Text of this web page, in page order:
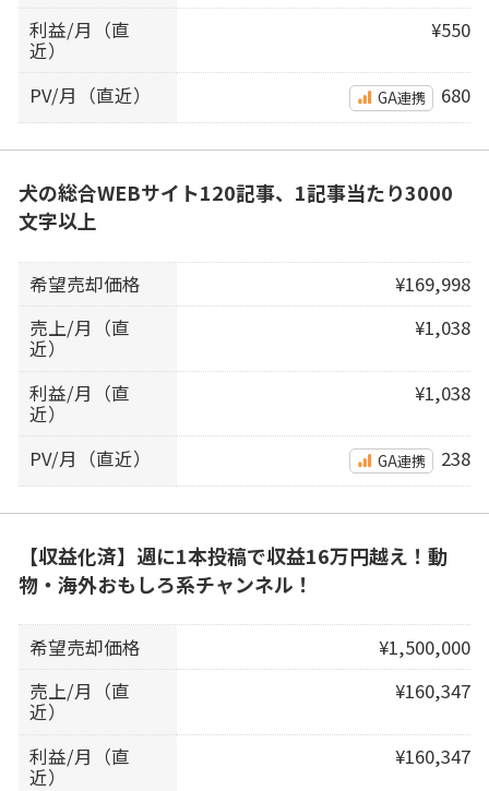
利益/月（直
近）
¥550
PV/月（直近） GA連携 680
犬の総合WEBサイト120記事、1記事当たり3000
文字以上
希望売却価格
¥169,998
売上/月（直
近）
¥1,038
利益/月（直
近）
¥1,038
PV/月（直近） GA連携 238
【収益化済】週に1本投稿で収益16万円越え！動
物・海外おもしろ系チャンネル！
希望売却価格
¥1,500,000
売上/月（直
近）
¥160,347
利益/月（直
近）
¥160,347